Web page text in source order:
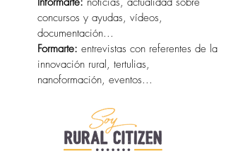
concursos y ayudas, vídeos,
documentación...
Formarte: entrevistas con referentes de la
innovación rural, tertulias,
nanoformación, eventos...